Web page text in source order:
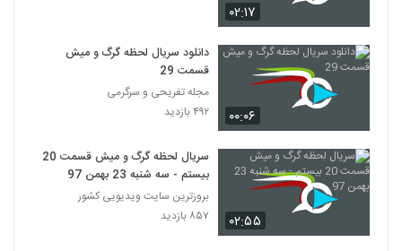
۰۲:۱۷
۰۰:۰۶
دانلود سریال لحظه گرگ و میش
قسمت 29
مجله تفریحی و سرگرمی
۴۹۲ بازدید
۰۲:۵۵
سریال لحظه گرگ و میش قسمت 20
بیستم - سه شنبه 23 بهمن 97
بروزترین سایت ویدیویی کشور
۸۵۷ بازدید